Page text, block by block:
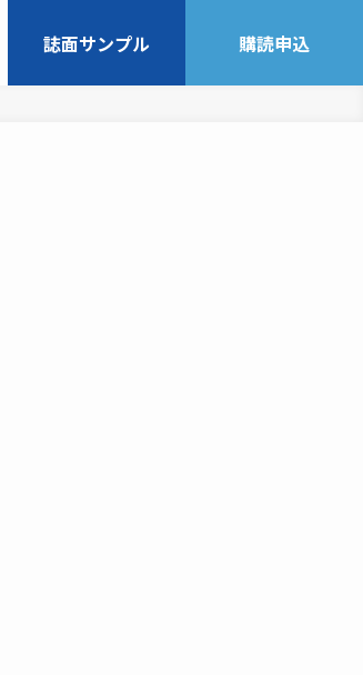
誌面サンプル 購読申込